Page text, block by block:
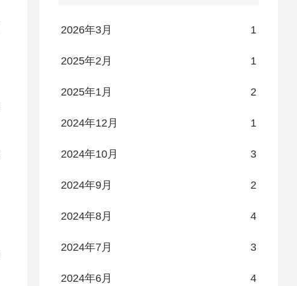
2026年3月 1
2025年2月 1
2025年1月 2
2024年12月 1
2024年10月 3
2024年9月 2
2024年8月 4
2024年7月 3
2024年6月 4